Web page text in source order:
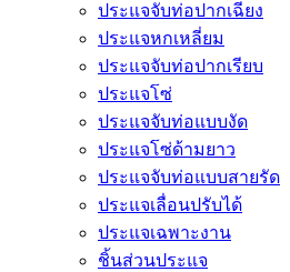
ประแจจับท่อปากเฉียง
ประแจหกเหลี่ยม
ประแจจับท่อปากเรียบ
ประแจโซ่
ประแจจับท่อแบบงัด
ประแจโซ่ด้ามยาว
ประแจจับท่อแบบสายรัด
ประแจเลื่อนปรับได้
ประแจเฉพาะงาน
ชิ้นส่วนประแจ